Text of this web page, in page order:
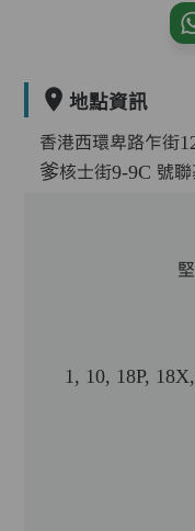
地點資訊
香港西環卑路乍街
爹核士街9-9C 號
1, 10, 18P,